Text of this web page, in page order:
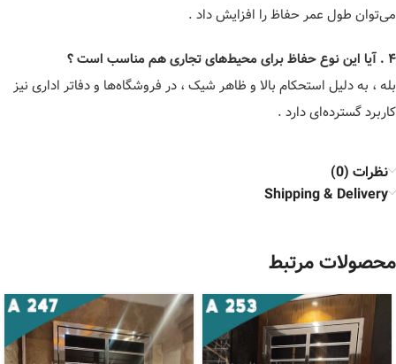
می‌توان طول عمر حفاظ را افزایش داد .
۴ . آیا این نوع حفاظ برای محیط‌های تجاری هم مناسب است ؟
بله ، به دلیل استحکام بالا و ظاهر شیک ، در فروشگاه‌ها و دفاتر اداری نیز
کاربرد گسترده‌ای دارد .
نظرات (0)
Shipping & Delivery
محصولات مرتبط